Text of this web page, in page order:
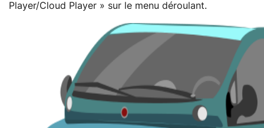
Player/Cloud Player » sur le menu déroulant.